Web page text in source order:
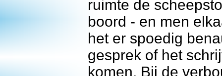
ruimte de
boord - en men
het er spoedig
gesprek of het
komen. Bij de